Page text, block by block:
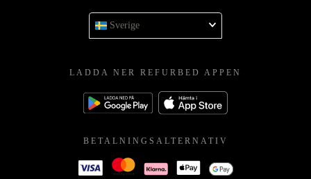
Sverige
LADDA NER REFURBED APPEN
BETALNINGSALTERNATIV